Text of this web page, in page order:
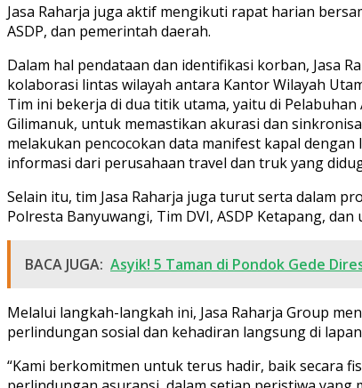
Jasa Raharja juga aktif mengikuti rapat harian
ASDP, dan pemerintah daerah.
Dalam hal pendataan dan identifikasi korban, Jasa
kolaborasi lintas wilayah antara Kantor Wilayah
Tim ini bekerja di dua titik utama, yaitu di Pelabuhan
Gilimanuk, untuk memastikan akurasi dan
melakukan pencocokan data manifest kapal
informasi dari perusahaan travel dan truk yang
Selain itu, tim Jasa Raharja juga turut serta dalam
Polresta Banyuwangi, Tim DVI, ASDP Ketapang,
BACA JUGA: Asyik! 5 Taman di Pondok Gede
Melalui langkah-langkah ini, Jasa Raharja Group
perlindungan sosial dan kehadiran langsung di
“Kami berkomitmen untuk terus hadir, baik secara